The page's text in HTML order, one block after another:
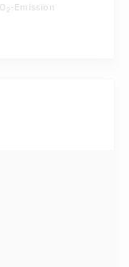
2-Emission